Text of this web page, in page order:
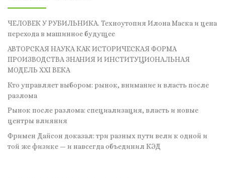
ЧЕЛОВЕК У РУБИЛЬНИКА. Техноутопия Илона Маска и цена
перехода в машинное будущее
АВТОРСКАЯ НАУКА КАК ИСТОРИЧЕСКАЯ ФОРМА
ПРОИЗВОДСТВА ЗНАНИЯ И ИНСТИТУЦИОНАЛЬНАЯ
МОДЕЛЬ XXI ВЕКА
Кто управляет выбором: рынок, внимание и власть после
разлома
Рынок после разлома: специализация, власть и новые
центры влияния
Фримен Дайсон доказал: три разных пути вели к одной и
той же физике — и навсегда объединил КЭД